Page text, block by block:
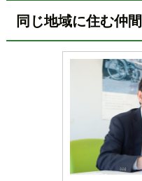
同じ地域に住む仲